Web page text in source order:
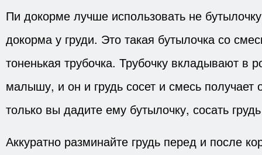
Пи докорме лучше использовать не
докорма у груди. Это такая бутылочка со
тоненькая трубочка. Трубочку вкладывают в
малышу, и он и грудь сосет и смесь получает
только вы дадите ему бутылочку, сосать
Аккуратно разминайте грудь перед и после